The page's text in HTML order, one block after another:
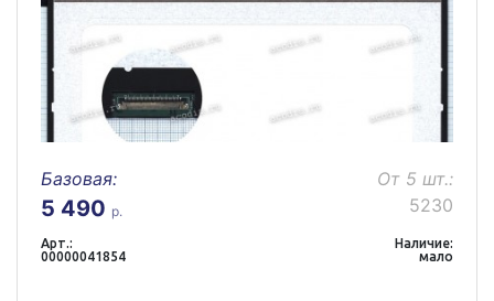
Базовая:
5 490 р.
От 5 шт.:
5230
Арт.:
00000041854
Наличие:
мало